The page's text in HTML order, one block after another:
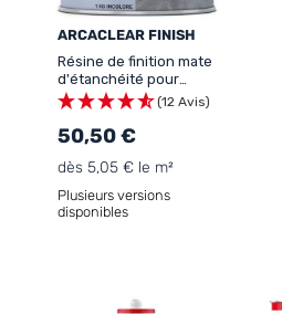
ARCACLEAR FINISH
Résine de finition mate
d'étanchéité pour
terrasse, balcon, piscine :
ARCACLEAR Finish
(12 Avis)
50,50 €
dès 5,05 € le m²
Plusieurs versions
disponibles